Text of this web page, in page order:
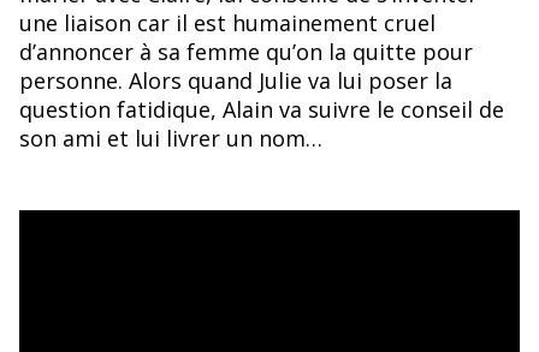
une liaison car il est humainement cruel
d’annoncer à sa femme qu’on la quitte pour
personne. Alors quand Julie va lui poser la
question fatidique, Alain va suivre le conseil de
son ami et lui livrer un nom…